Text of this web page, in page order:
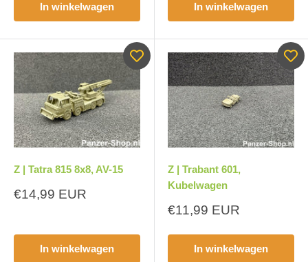
In winkelwagen In winkelwagen
Z | Tatra 815 8x8, AV-15
Aanbiedingsprijs
€14,99 EUR
In winkelwagen
Z | Trabant 601,
Kubelwagen
Aanbiedingsprijs
€11,99 EUR
In winkelwagen